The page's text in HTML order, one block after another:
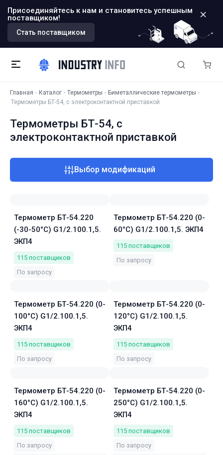
Присоединяйтесь к нам и становитесь успешным
поставщиком!
Стать поставщиком
Главная Каталог Термометры
Биметаллические термометры
Термометры БТ-54, с электроконтактной приставкой
Термометры БТ-54, с
электроконтактной приставкой
Выбор модификаций
Термометр БТ-54.220
(-30-50°C) G1/2.100.1,5.
ЭКП4
115 поставщиков
По запросу
Термометр БТ-54.220 (0-
60°C) G1/2.100.1,5. ЭКП4
115 поставщиков
По запросу
Термометр БТ-54.220 (0-
100°C) G1/2.100.1,5.
ЭКП4
115 поставщиков
По запросу
Термометр БТ-54.220 (0-
120°C) G1/2.100.1,5.
ЭКП4
115 поставщиков
По запросу
Термометр БТ-54.220 (0-
160°C) G1/2.100.1,5.
ЭКП4
115 поставщиков
По запросу
Термометр БТ-54.220 (0-
250°C) G1/2.100.1,5.
ЭКП4
115 поставщиков
По запросу